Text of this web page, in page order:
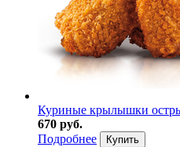
Куриные крылышки
670 руб.
Подробнее
Купить